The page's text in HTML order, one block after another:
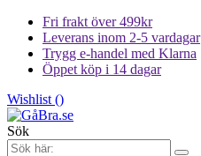
Fri frakt över 499kr
Leverans inom 2-5 vardagar
Trygg e-handel med Klarna
Öppet köp i 14 dagar
Wishlist ()
Sök